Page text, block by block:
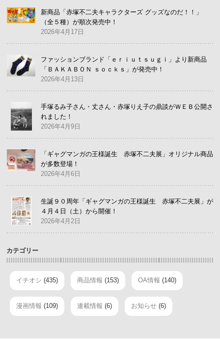
新商品「赤塚不二夫キャラクターズ グッズなのだ！！」
（全５種）が順次発売中！
2026年4月17日
ファッションブランド「ｅｒｉｕｔｓｕｇｉ」より新商品
「ＢＡＫＡＢＯＮ ｓｏｃｋｓ」が発売中！
2026年4月13日
手塚るみ子さん・丈さん・赤塚りえ子の鼎談がＷＥＢ公開さ
れました！
2026年4月9日
「ギャグマンガの王様誕生 赤塚不二夫展」オリジナル商品
が多数登場！
2026年4月6日
生誕９０周年「ギャグマンガの王様誕生 赤塚不二夫展」が
４月４日（土）から開催！
2026年4月2日
カテゴリー
イチオシ (435) 商品情報 (153) OA情報 (140)
漫画情報 (109) 連載情報 (6) お知らせ (6)